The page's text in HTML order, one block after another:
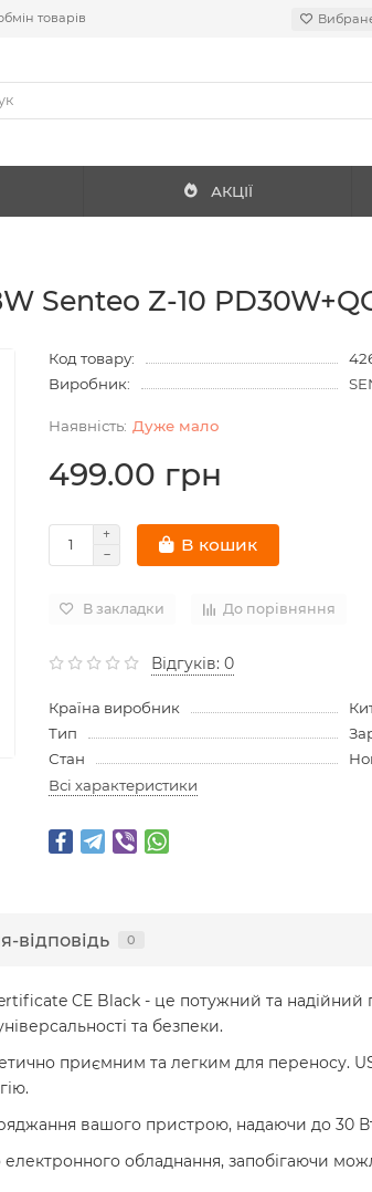
товарів
АКЦІЇ
Senteo Z-10
Код товару:
Виробник:
Дуже мало
499.00 грн
В кошик
В закладки До порівняння
Відгуків: 0
Країна виробник
Тип
Стан
Всі характеристики
відповідь 0
CE Black - це потужний та
та безпеки.
приємним та легким для переносу.
вашого пристрою, надаючи до 30
обладнання, запобігаючи